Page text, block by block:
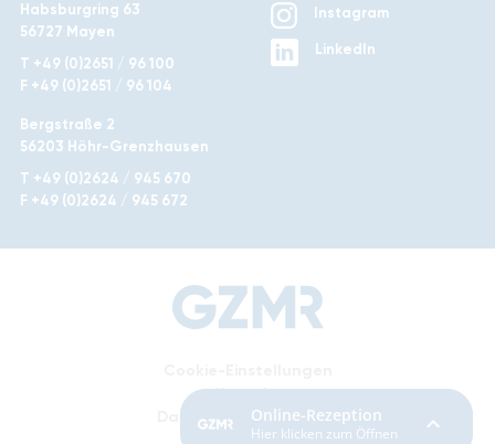
Habsburgring 63
56727 Mayen
T +49 (0)2651 / 96 100
F +49 (0)2651 / 96 104
Bergstraße 2
56203 Höhr-Grenzhausen
T +49 (0)2624 / 945 670
F +49 (0)2624 / 945 672
Instagram
LinkedIn
Kontakt
Datenschutzerklärung
Impressum